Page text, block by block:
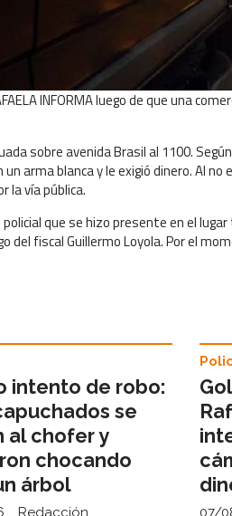
INFORMA luego de que una
sobre avenida Brasil al 1100.
arma blanca y le exigió dinero. Al
la vía pública.
que se hizo presente en el
del fiscal Guillermo Loyola. Por el
intento de robo:
se
al chofer y
chocando
árbol
Redacción 07/